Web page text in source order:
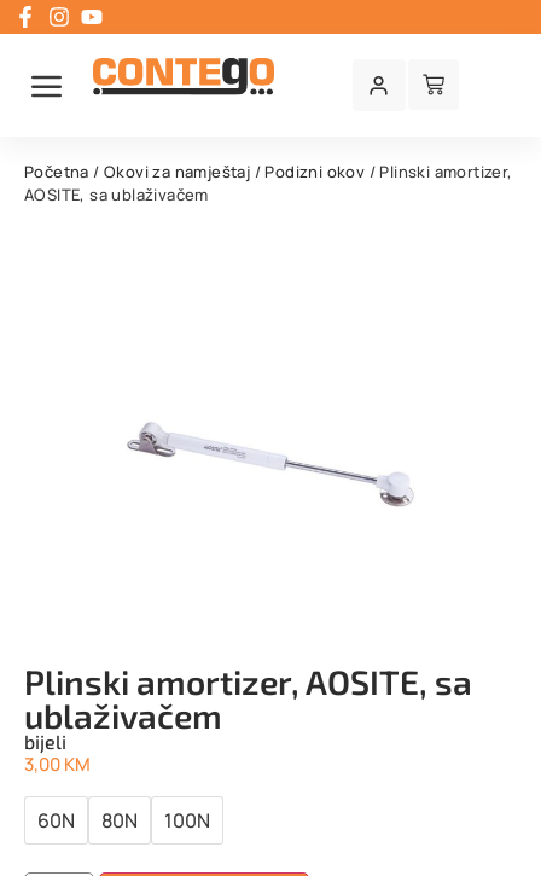
Početna /Okovi za namještaj / Podizni okov / Plinski amortizer,
AOSITE, sa ublaživačem
Plinski amortizer, AOSITE, sa
ublaživačem
bijeli
3,00KM
60N 80N 100N